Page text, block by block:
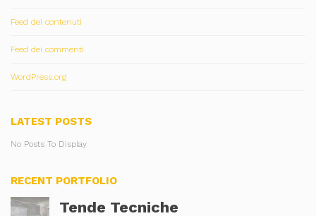
Feed dei contenuti
Feed dei commenti
WordPress.org
LATEST POSTS
No Posts To Display
RECENT PORTFOLIO
Tende Tecniche